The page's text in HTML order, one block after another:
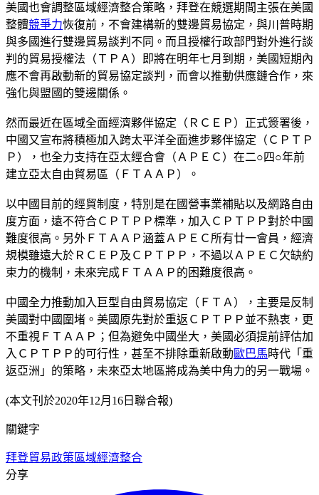
美國也會調整區域經濟整合策略，拜登在競選期間主張在美國
整體競爭力恢復前，不會建構新的雙邊貿易協定，與川普時期
與多國進行雙邊貿易談判不同。而且授權行政部門對外進行談
判的貿易授權法（ＴＰＡ）即將在明年七月到期，美國短期內
應不會再啟動新的貿易協定談判，而會以推動供應鏈合作，來
強化與盟國的雙邊關係。
然而最近在區域全面經濟夥伴協定（ＲＣＥＰ）正式簽署後，
中國又宣布將積極加入跨太平洋全面進步夥伴協定（ＣＰＴＰ
Ｐ），也全力支持在亞太經合會（ＡＰＥＣ）在二○四○年前
建立亞太自由貿易區（ＦＴＡＡＰ）。
以中國目前的經貿制度，特別是在國營事業補貼以及網路自由
度方面，遠不符合ＣＰＴＰＰ標準，加入ＣＰＴＰＰ對於中國
難度很高。另外ＦＴＡＡＰ涵蓋ＡＰＥＣ所有廿一會員，經濟
規模雖遠大於ＲＣＥＰ及ＣＰＴＰＰ，不過以ＡＰＥＣ欠缺約
束力的機制，未來完成ＦＴＡＡＰ的困難度很高。
中國全力推動加入巨型自由貿易協定（ＦＴＡ），主要是反制
美國對中國圍堵。美國原先對於重返ＣＰＴＰＰ並不熱衷，更
不重視ＦＴＡＡＰ；但為避免中國坐大，美國必須提前評估加
入ＣＰＴＰＰ的可行性，甚至不排除重新啟動歐巴馬時代「重
返亞洲」的策略，未來亞太地區將成為美中角力的另一戰場。
(本文刊於2020年12月16日聯合報)
關鍵字
拜登貿易政策區域經濟整合
分享